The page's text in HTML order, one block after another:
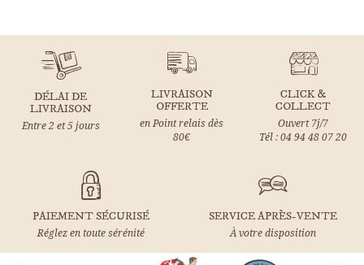
DÉLAI DE
LIVRAISON
Entre 2 et 5 jours
LIVRAISON
OFFERTE
en Point relais dès
80€
CLICK &
COLLECT
Ouvert 7j/7
Tél : 04 94 48 07 20
PAIEMENT SÉCURISÉ
Réglez en toute sérénité
SERVICE APRÈS-VENTE
À votre disposition